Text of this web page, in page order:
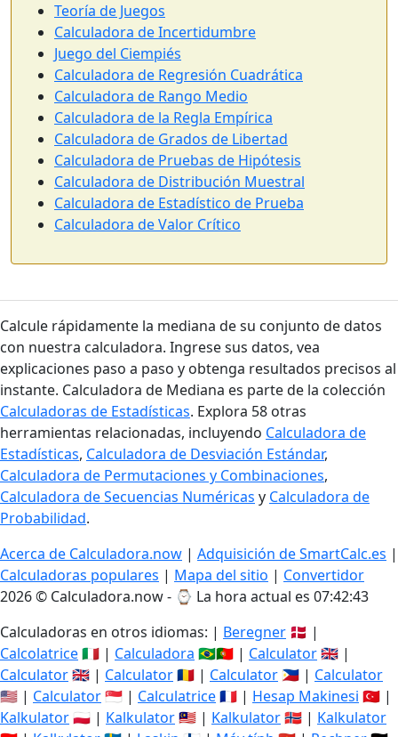
Teoría de Juegos
Calculadora de Incertidumbre
Juego del Ciempiés
Calculadora de Regresión Cuadrática
Calculadora de Rango Medio
Calculadora de la Regla Empírica
Calculadora de Grados de Libertad
Calculadora de Pruebas de Hipótesis
Calculadora de Distribución Muestral
Calculadora de Estadístico de Prueba
Calculadora de Valor Crítico
Calcule rápidamente la mediana de su conjunto de datos
con nuestra calculadora. Ingrese sus datos, vea
explicaciones paso a paso y obtenga resultados precisos al
instante. Calculadora de Mediana es parte de la colección
Calculadoras de Estadísticas. Explora 58 otras
herramientas relacionadas, incluyendo Calculadora de
Estadísticas, Calculadora de Desviación Estándar,
Calculadora de Permutaciones y Combinaciones,
Calculadora de Secuencias Numéricas y Calculadora de
Probabilidad.
Acerca de Calculadora.now | Adquisición de SmartCalc.es |
Calculadoras populares | Mapa del sitio | Convertidor
2026 © Calculadora.now - ⌚ La hora actual es 07:42:43
Calculadoras en otros idiomas: | Beregner 🇩🇰 |
Calcolatrice🇮🇹 | Calculadora 🇧🇷🇵🇹 | Calculator🇬🇧 |
Calculator🇬🇧 | Calculator🇷🇴 | Calculator 🇵🇭 | Calculator
🇺🇸 | Calculator🇸🇬 | Calculatrice🇫🇷 | Hesap Makinesi 🇹🇷 |
Kalkulator🇵🇱 | Kalkulator🇲🇾 | Kalkulator🇳🇴 | Kalkulator